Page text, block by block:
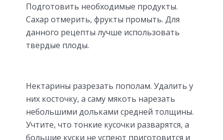
Подготовить необходимые продукты.
Сахар отмерить, фрукты промыть. Для
данного рецепты лучше использовать
твердые плоды.
Нектарины разрезать пополам. Удалить у
них косточку, а саму мякоть нарезать
небольшими дольками средней толщины.
Учтите, что тонкие кусочки разварятся, а
большие куски не успеют приготовится и